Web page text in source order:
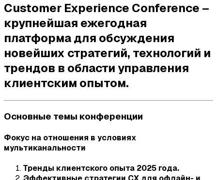
Customer Experience Conference –
крупнейшая ежегодная
платформа для обсуждения
новейших стратегий, технологий и
трендов в области управления
клиентским опытом.
Основные темы конференции
Фокус на отношения в условиях
мультиканальности
Тренды клиентского опыта 2025 года.